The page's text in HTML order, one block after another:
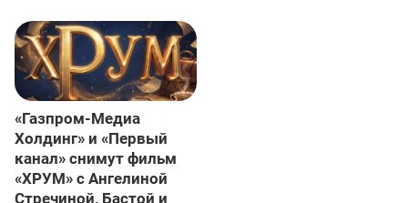
«Газпром-Медиа
Холдинг» и «Первый
канал» снимут фильм
«ХРУМ» с Ангелиной
Стречиной, Бастой и